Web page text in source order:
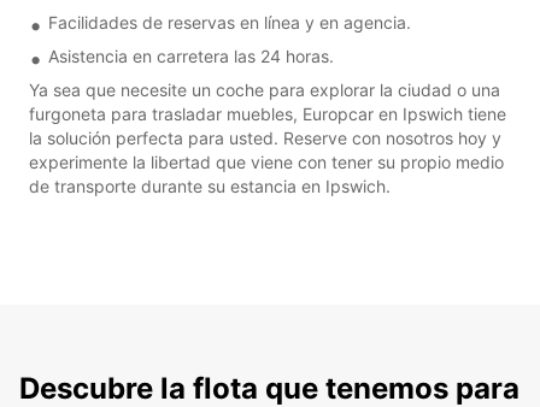
Facilidades de reservas en línea y en agencia.
Asistencia en carretera las 24 horas.
Ya sea que necesite un coche para explorar la ciudad o una
furgoneta para trasladar muebles, Europcar en Ipswich tiene
la solución perfecta para usted. Reserve con nosotros hoy y
experimente la libertad que viene con tener su propio medio
de transporte durante su estancia en Ipswich.
Descubre la flota que tenemos para